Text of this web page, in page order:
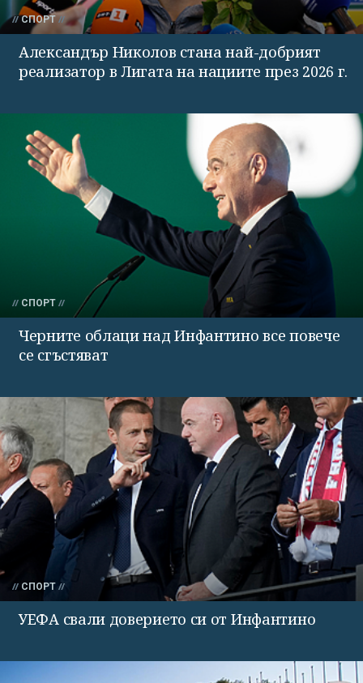
СПОРТ
Александър Николов стана най-добрият
реализатор в Лигата на нациите през 2026 г.
СПОРТ
Черните облаци над Инфантино все повече
се сгъстяват
СПОРТ
УЕФА свали доверието си от Инфантино